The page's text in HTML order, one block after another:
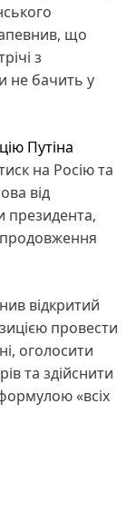
що
з
не бачить у
Путіна
на Росію та
від
президента,
відкритий
провести
оголосити
та здійснити
«всіх